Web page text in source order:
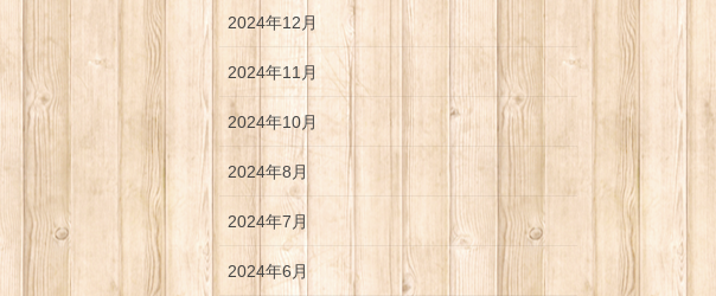
2024年12月
2024年11月
2024年10月
2024年8月
2024年7月
2024年6月